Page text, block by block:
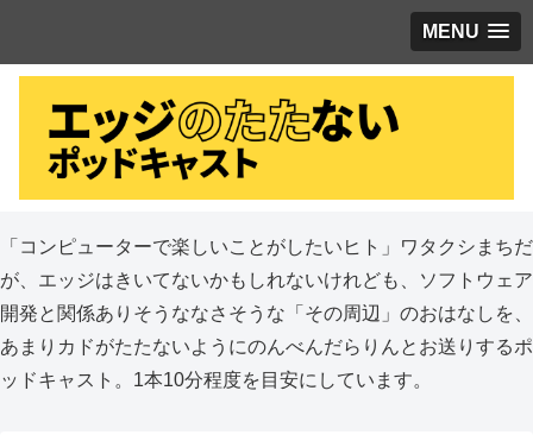
MENU
「コンピューターで楽しいことがしたいヒト」ワタクシまちだ
が、エッジはきいてないかもしれないけれども、ソフトウェア
開発と関係ありそうななさそうな「その周辺」のおはなしを、
あまりカドがたたないようにのんべんだらりんとお送りするポ
ッドキャスト。1本10分程度を目安にしています。